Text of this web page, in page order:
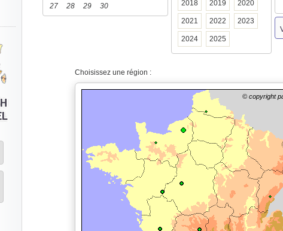
27
28 29 30 2018 2019 2020
2021 2022 2023
2024 2025
Choisissez une région :
© copyright